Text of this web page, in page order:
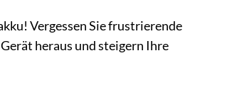
Vergessen Sie frustrierende
heraus und steigern Ihre